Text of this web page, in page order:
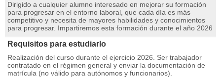
Dirigido a cualquier alumno interesado en mejorar su formación
para progresar en el entorno laboral, que cada día es más
competitivo y necesita de mayores habilidades y conocimientos
para progresar. Impartiremos esta formación durante el año 2026
Requisitos para estudiarlo
Realización del curso durante el ejercicio 2026. Ser trabajador
contratado en el régimen general y enviar la documentación de
matrícula (no válido para autónomos y funcionarios).